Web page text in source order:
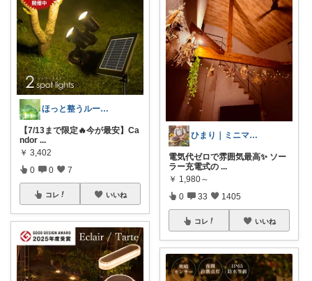
ほっと整うルーム🌿
【7/13まで限定🔥今が最安】Ca
ndor ...
￥ 3,402
0 0 7
コレ いいね
ひまり｜ミニマルな育児と時短グッズ
電気代ゼロで雰囲気最高✨ ソー
ラー充電式の ...
￥ 1,980～
0 33 1405
コレ いいね